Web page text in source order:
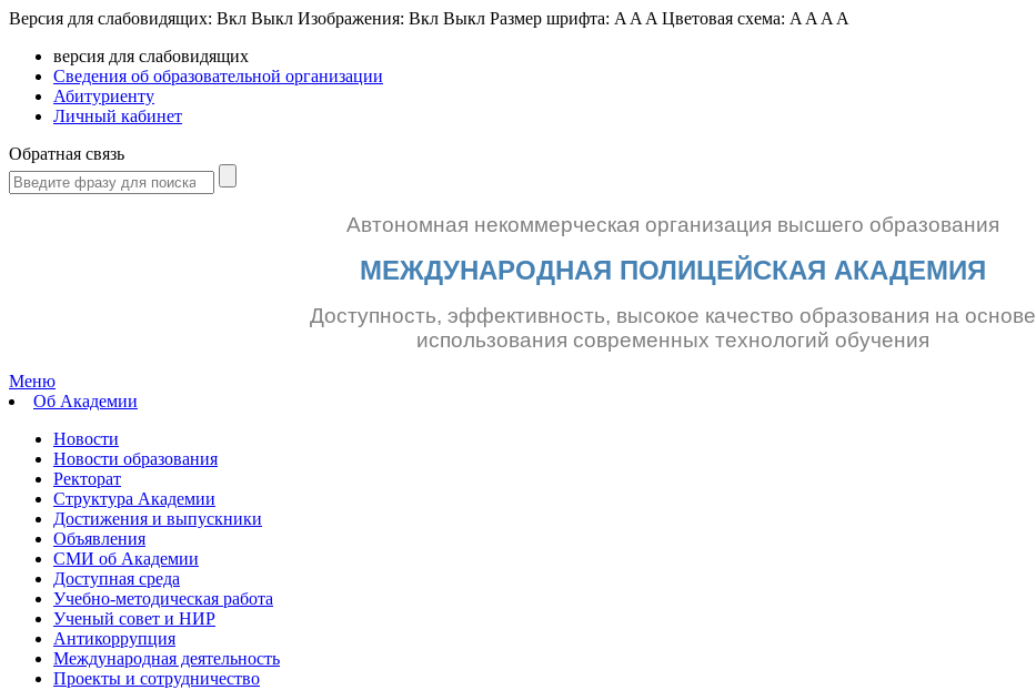
Версия для слабовидящих: Вкл Выкл Изображения: Вкл Выкл Размер шрифта: A A A Цветовая схема: A A A A
версия для слабовидящих
Сведения об образовательной организации
Абитуриенту
Личный кабинет
Обратная связь
Автономная некоммерческая организация высшего образования
МЕЖДУНАРОДНАЯ ПОЛИЦЕЙСКАЯ АКАДЕМИЯ
Доступность, эффективность, высокое качество образования на основе
использования современных технологий обучения
Меню
Об Академии
Новости
Новости образования
Ректорат
Структура Академии
Достижения и выпускники
Объявления
СМИ об Академии
Доступная среда
Учебно-методическая работа
Ученый совет и НИР
Антикоррупция
Международная деятельность
Проекты и сотрудничество